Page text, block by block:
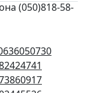
(050)818-58-